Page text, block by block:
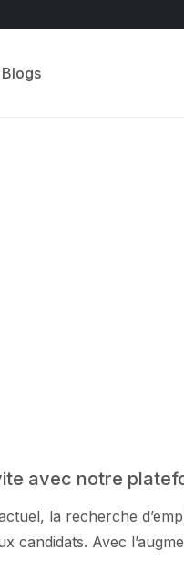
Blogs
avec notre
la recherche
candidats. Avec